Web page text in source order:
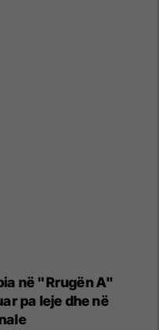
në "Rrugën A"
pa leje dhe në